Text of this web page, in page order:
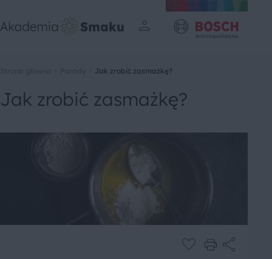
Jak zrobić zasmażkę?
Jak zrobić zasmażkę?